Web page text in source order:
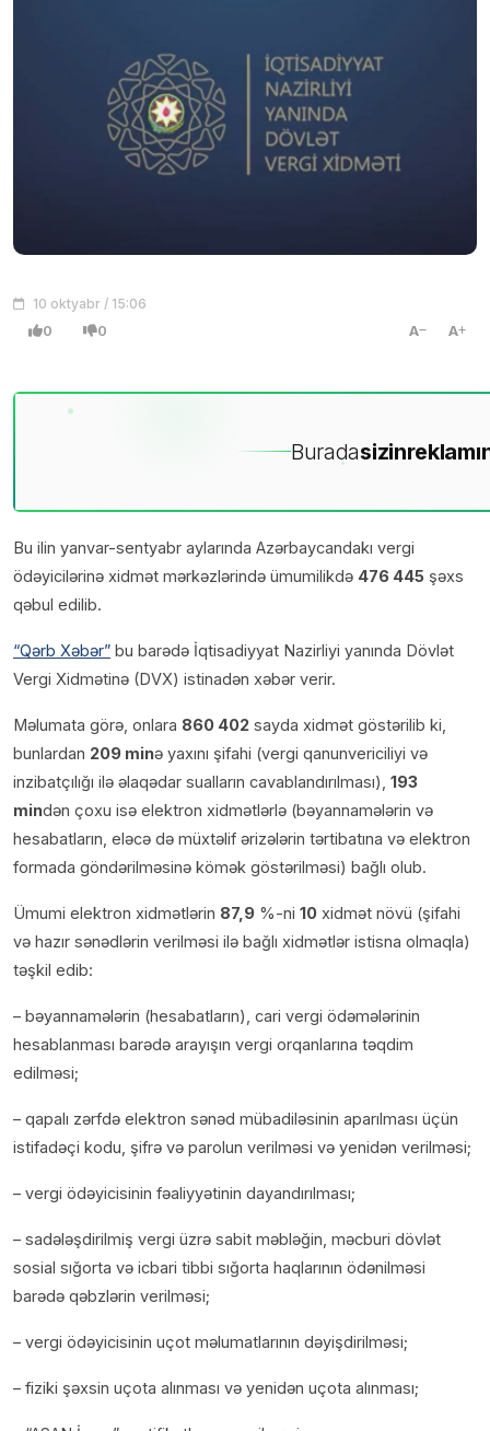
10 oktyabr / 15:06
0 0 A A
Buradasizin
Bu ilin yanvar-sentyabr aylarında Azərbaycandakı vergi
ödəyicilərinə xidmət mərkəzlərində ümumilikdə 476 445 şəxs
qəbul edilib.
“Qərb Xəbər” bu barədə İqtisadiyyat Nazirliyi yanında Dövlət
Vergi Xidmətinə (DVX) istinadən xəbər verir.
Məlumata görə, onlara 860 402 sayda xidmət göstərilib ki,
bunlardan 209 minə yaxını şifahi (vergi qanunvericiliyi və
inzibatçılığı ilə əlaqədar sualların cavablandırılması), 193
mindən çoxu isə elektron xidmətlərlə (bəyannamələrin və
hesabatların, eləcə də müxtəlif ərizələrin tərtibatına və elektron
formada göndərilməsinə kömək göstərilməsi) bağlı olub.
Ümumi elektron xidmətlərin 87,9 %-ni 10 xidmət növü (şifahi
və hazır sənədlərin verilməsi ilə bağlı xidmətlər istisna olmaqla)
təşkil edib:
– bəyannamələrin (hesabatların), cari vergi ödəmələrinin
hesablanması barədə arayışın vergi orqanlarına təqdim
edilməsi;
– qapalı zərfdə elektron sənəd mübadiləsinin aparılması üçün
istifadəçi kodu, şifrə və parolun verilməsi və yenidən verilməsi;
– vergi ödəyicisinin fəaliyyətinin dayandırılması;
– sadələşdirilmiş vergi üzrə sabit məbləğin, məcburi dövlət
sosial sığorta və icbari tibbi sığorta haqlarının ödənilməsi
barədə qəbzlərin verilməsi;
– vergi ödəyicisinin uçot məlumatlarının dəyişdirilməsi;
– fiziki şəxsin uçota alınması və yenidən uçota alınması;